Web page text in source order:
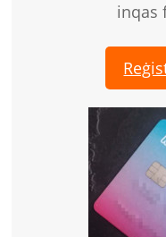
inqas